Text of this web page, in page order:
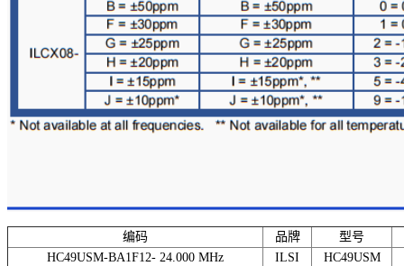
编码 品牌
型号
HC49USM-BA1F12- 24.000 MHz
ILSI
HC49USM